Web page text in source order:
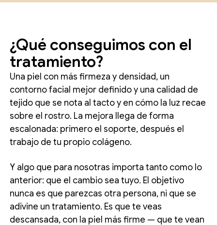
¿Qué conseguimos con el
tratamiento?
Una piel con más firmeza y densidad, un
contorno facial mejor definido y una calidad de
tejido que se nota al tacto y en cómo la luz recae
sobre el rostro. La mejora llega de forma
escalonada: primero el soporte, después el
trabajo de tu propio colágeno.
Y algo que para nosotras importa tanto como lo
anterior: que el cambio sea tuyo. El objetivo
nunca es que parezcas otra persona, ni que se
adivine un tratamiento. Es que te veas
descansada, con la piel más firme — que te vean